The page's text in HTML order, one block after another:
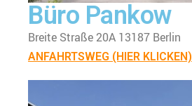
Büro Pankow
Breite Straße 20A 13187 Berlin
ANFAHRTSWEG (HIER KLICKEN)